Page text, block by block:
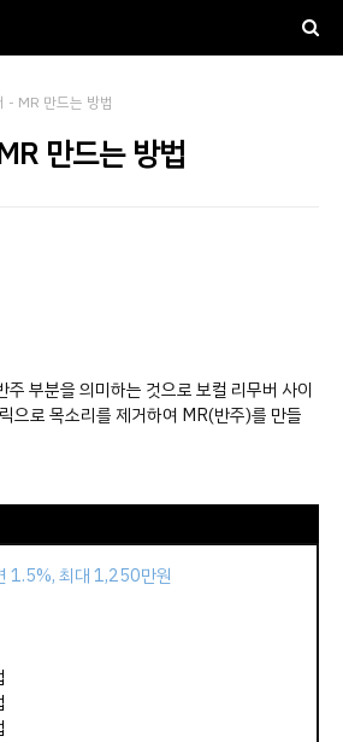
- MR 만드는 방법
만드는 방법
주 부분을 의미하는 것으로 보컬 리무버 사이
으로 목소리를 제거하여 MR(반주)를 만들
1.5%, 최대 1,250만원